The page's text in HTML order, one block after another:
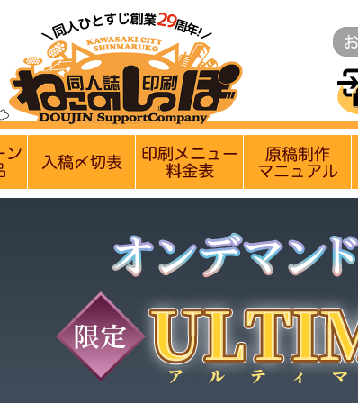
【営業日・休業日のお知らせ】 8月9日(日)は定休日で